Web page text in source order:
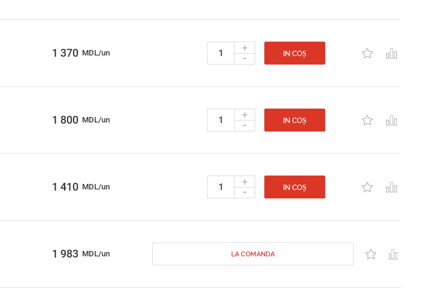
1 370 MDL/un +
- IN COȘ
1 800 MDL/un +
- IN COȘ
1 410 MDL/un +
- IN COȘ
1 983 MDL/un LA COMANDA